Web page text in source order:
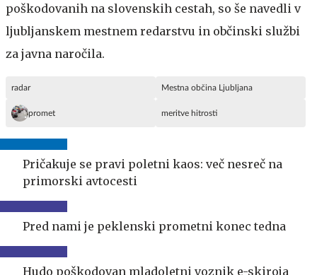
poškodovanih na slovenskih cestah, so še navedli v
ljubljanskem mestnem redarstvu in občinski službi
za javna naročila.
radar Mestna občina Ljubljana
promet meritve hitrosti
Pričakuje se pravi poletni kaos: več nesreč na
primorski avtocesti
Pred nami je peklenski prometni konec tedna
Hudo poškodovan mladoletni voznik e-skiroja